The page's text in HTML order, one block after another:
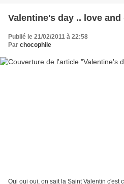
Valentine's day .. love
Publié le 21/02/2011 à 22:58
Par chocophile
Oui oui oui, on sait la Saint Valentin c'est